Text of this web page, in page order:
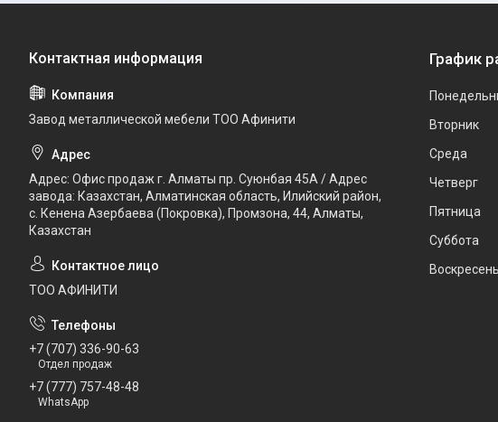
Завод металлической мебели ТОО Афинити
Адрес: Офис продаж г. Алматы пр. Суюнбая 45А / Адрес
завода: Казахстан, Алматинская область, Илийский район, ​
с. Кенена Азербаева (Покровка), Промзона, 44​, Алматы,
Казахстан
ТОО АФИНИТИ
+7 (707) 336-90-63
Отдел продаж
+7 (777) 757-48-48
WhatsApp
График
Вторник
Среда
Четверг
Пятница
Суббота